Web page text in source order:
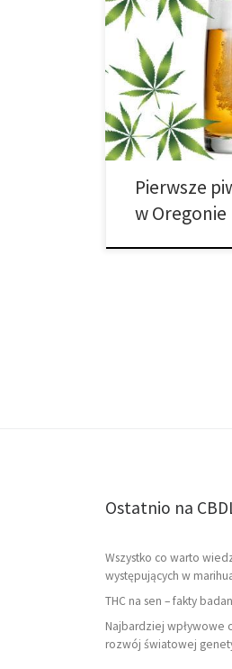
produkt narobił
Baked Labs wydało
komercyjnie piwo
zawiera aktywną
psychoaktywnego
jednym z wielu
najpowszechniej
leczniczych […]
Pierwsze
w Oregonie
Ostatnio na
Wszystko co warto
występujących w
THC na sen – fakty
Najbardziej wpływowe
rozwój światowej